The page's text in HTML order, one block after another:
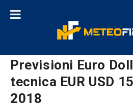
Previsioni Euro
tecnica EUR USD
2018